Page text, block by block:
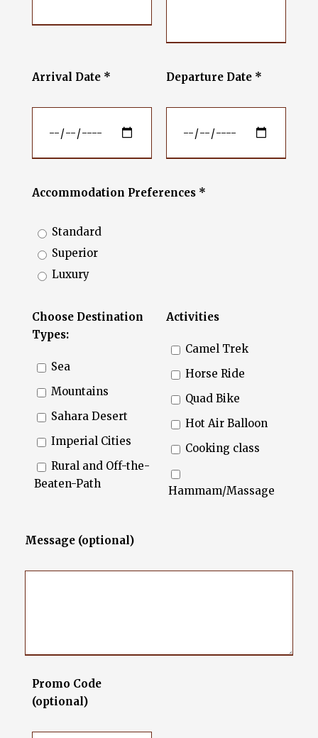
Arrival Date * Departure Date *
Accommodation Preferences *
Standard
Superior
Luxury
Choose Destination
Types:
Sea
Mountains
Sahara Desert
Imperial Cities
Rural and Off-the-
Beaten-Path
Activities
Camel Trek
Horse Ride
Quad Bike
Hot Air Balloon
Cooking class
Hammam/Massage
Message (optional)
Promo Code
(optional)